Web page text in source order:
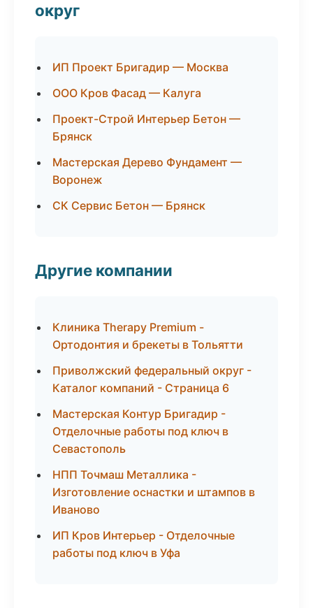
округ
ИП Проект Бригадир — Москва
ООО Кров Фасад — Калуга
Проект-Строй Интерьер Бетон —
Брянск
Мастерская Дерево Фундамент —
Воронеж
СК Сервис Бетон — Брянск
Другие компании
Клиника Therapy Premium -
Ортодонтия и брекеты в Тольятти
Приволжский федеральный округ -
Каталог компаний - Страница 6
Мастерская Контур Бригадир -
Отделочные работы под ключ в
Севастополь
НПП Точмаш Металлика -
Изготовление оснастки и штампов в
Иваново
ИП Кров Интерьер - Отделочные
работы под ключ в Уфа